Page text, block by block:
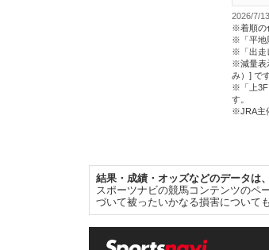
2026/7/
※着順の
※「平地
※「出走
※減量表
み）] です
※「上3F
す。
※JRA主
結果・成績・オッズなどのデータは
スポーツナビの競馬コンテンツのペ
づいて被ったいかなる損害について